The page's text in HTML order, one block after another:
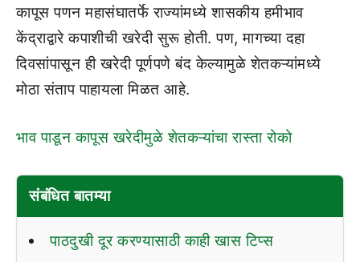
कापूस पणन महासंघातर्फे राज्यांमध्ये शासकीय हमीभाव
केंद्राद्वारे कपाशीची खरेदी सुरू होती. पण, मागच्या दहा
दिवसांपासून ही खरेदी पूर्णपणे बंद केल्यामुळे शेतकऱ्यांमध्ये
मोठा संताप पाहायला मिळत आहे.
भाव पाडून कापूस खरेदीमुळे शेतकऱ्यांचा रास्ता रोको
संबंधित बातम्या
पाठदुखी दूर करण्यासाठी काही खास टिप्स